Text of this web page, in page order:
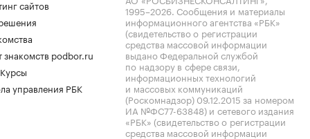
сайтов
знакомств podbor.ru
управления РБК
1995–2026. Сообщения и материалы
информационного агентства «РБК»
(свидетельство о регистрации
средства массовой информации
выдано Федеральной службой
по надзору в сфере связи,
информационных технологий
и массовых коммуникаций
(Роскомнадзор) 09.12.2015 за номером
ИА №ФС77-63848) и сетевого издания
«РБК» (свидетельство о регистрации
средства массовой информации